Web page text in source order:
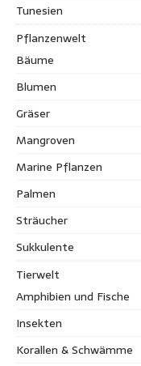
Tunesien
Pflanzenwelt
Bäume
Blumen
Gräser
Mangroven
Marine Pflanzen
Palmen
Sträucher
Sukkulente
Tierwelt
Amphibien und Fische
Insekten
Korallen & Schwämme